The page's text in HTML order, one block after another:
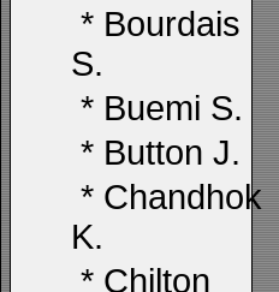
* Bourdais
S.
* Buemi S.
* Button J.
* Chandhok
K.
* Chilton